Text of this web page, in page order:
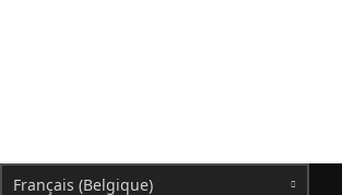
Français (Belgique)